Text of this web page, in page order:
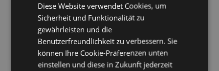
Vegan: Ja
Tierversuchsfrei:
Keine Kinderabreit:Ja
Produkttressourcen:
Diese Website verwendet Cookies, um
Sicherheit und Funktionalität zu
gewährleisten und die
Benutzerfreundlichkeit zu verbessern. Sie
können Ihre Cookie-Präferenzen unten
einstellen und diese in Zukunft jederzeit